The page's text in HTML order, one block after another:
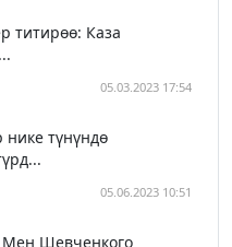
титирөө: Каза
05.03.2023 17:54
түнүндө
05.06.2023 10:51
Мен Шевченкого